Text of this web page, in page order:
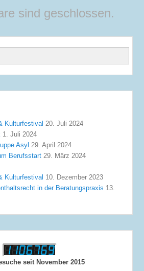
sind geschlossen.
Kulturfestival 20. Juli 2024
1. Juli 2024
Asyl 29. April 2024
Berufsstart 29. März 2024
Kulturfestival 10. Dezember 2023
in der Beratungspraxis 13.
seit November 2015